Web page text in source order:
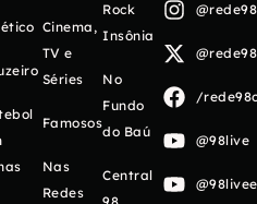
Cinema,
TV e
Séries
Famosos
Nas
Redes
Rock
Insônia
No
Fundo
do Baú
Central
/
@98live